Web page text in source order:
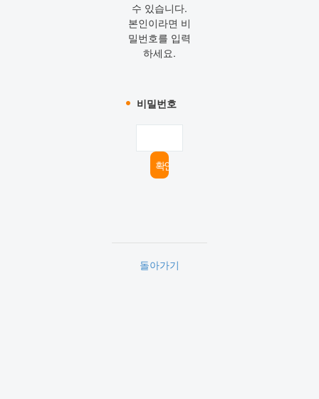
수 있습니다.
본인이라면 비
밀번호를 입력
하세요.
비밀번호
돌아가기